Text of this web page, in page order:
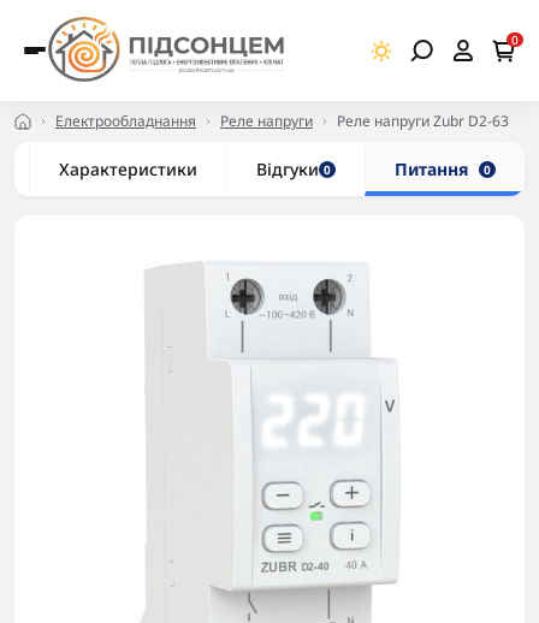
0
Електрообладнання Реле напруги Реле напруги Zubr D2-63
Характеристики Відгуки 0 Питання 0